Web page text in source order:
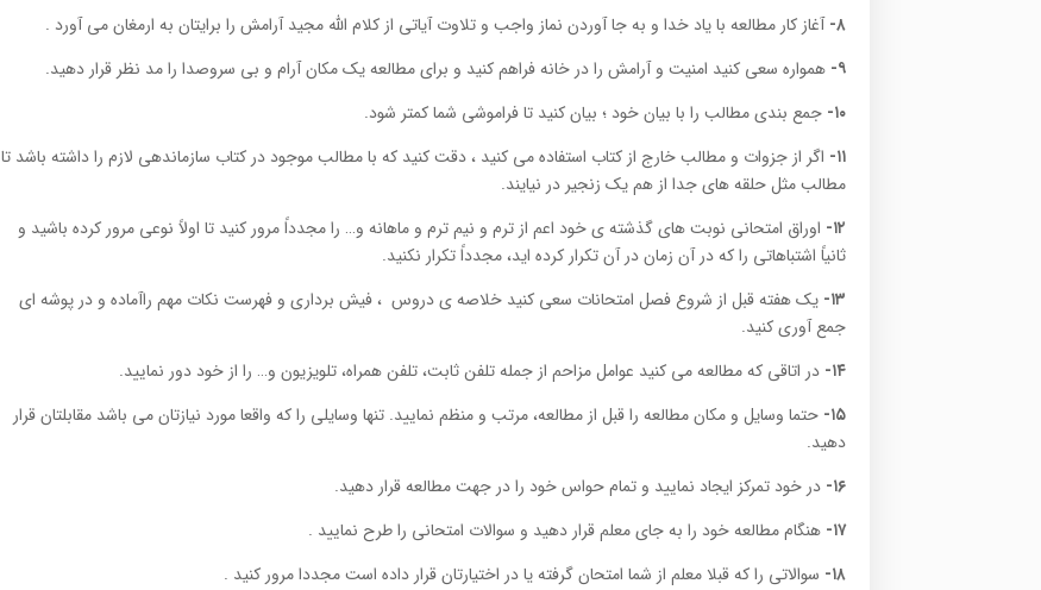
۸- آغاز کار مطالعه با یاد خدا و به جا آوردن نماز واجب و تلاوت آیاتی از کلام الله مجید آرامش را برایتان به ارمغان می آورد .
۹- همواره سعی کنید امنیت و آرامش را در خانه فراهم کنید و برای مطالعه یک مکان آرام و بی سروصدا را مد نظر قرار دهید.
۱۰- جمع بندی مطالب را با بیان خود ؛ بیان کنید تا فراموشی شما کمتر شود.
۱۱- اگر از جزوات و مطالب خارج از کتاب استفاده می کنید ، دقت کنید که با مطالب موجود در کتاب سازماندهی لازم را داشته باشد تا
مطالب مثل حلقه های جدا از هم یک زنجیر در نیایند.
۱۲- اوراق امتحانی نوبت های گذشته ی خود اعم از ترم و نیم ترم و ماهانه و… را مجدداً مرور کنید تا اولاً نوعی مرور کرده باشید و
ثانیاً اشتباهاتی را که در آن زمان در‌ آن تکرار کرده اید، مجدداً تکرار نکنید.
۱۳- یک هفته قبل از شروع فصل امتحانات سعی کنید خلاصه ی دروس ، فیش برداری و فهرست نکات مهم را‌آماده و در پوشه ای
جمع ‌آوری کنید.
۱۴- در اتاقی که مطالعه می کنید عوامل مزاحم از جمله تلفن ثابت، تلفن همراه، تلویزیون و… را از خود دور نمایید.
۱۵- حتما وسایل و مکان مطالعه را قبل از مطالعه، مرتب و منظم نمایید. تنها وسایلی را که واقعا مورد نیازتان می باشد مقابلتان قرار
دهید.
۱۶- در خود تمرکز ایجاد نمایید و تمام حواس خود را در جهت مطالعه قرار دهید.
۱۷- هنگام مطالعه خود را به جای معلم قرار دهید و سوالات امتحانی را طرح نمایید .
۱۸- سوالاتی را که قبلا معلم از شما امتحان گرفته یا در اختیارتان قرار داده است مجددا مرور کنید .